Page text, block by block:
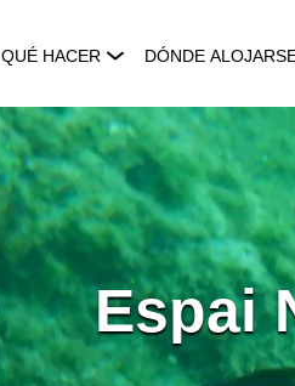
QUÉ HACER DÓNDE
Espai